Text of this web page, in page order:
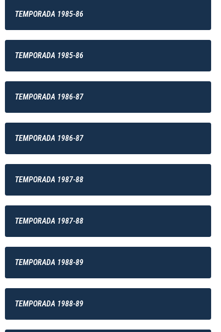
TEMPORADA 1985-86
TEMPORADA 1985-86
TEMPORADA 1986-87
TEMPORADA 1986-87
TEMPORADA 1987-88
TEMPORADA 1987-88
TEMPORADA 1988-89
TEMPORADA 1988-89